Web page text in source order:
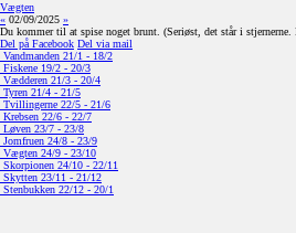
Vægten
« 02/09/2025 »
Du kommer til at spise noget brunt. (Seriøst, det står i
Del på Facebook Del via mail
Vandmanden 21/1 - 18/2
Fiskene 19/2 - 20/3
Vædderen 21/3 - 20/4
Tyren 21/4 - 21/5
Tvillingerne 22/5 - 21/6
Krebsen 22/6 - 22/7
Løven 23/7 - 23/8
Jomfruen 24/8 - 23/9
Vægten 24/9 - 23/10
Skorpionen 24/10 - 22/11
Skytten 23/11 - 21/12
Stenbukken 22/12 - 20/1